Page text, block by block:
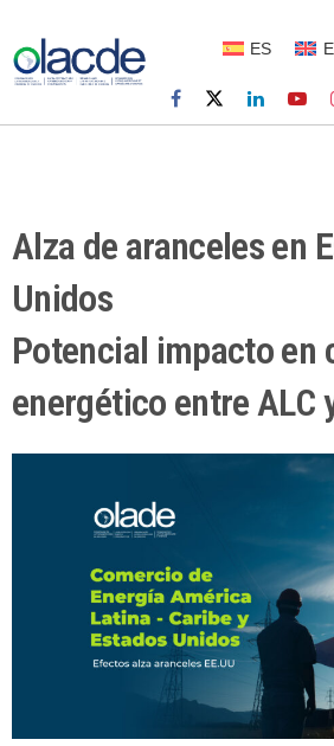
ES
Alza de aranceles en
Unidos
Potencial impacto en
energético entre ALC